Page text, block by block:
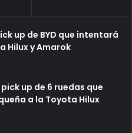
up de BYD que intentará
Hilux y Amarok
up de 6 ruedas que
a la Toyota Hilux